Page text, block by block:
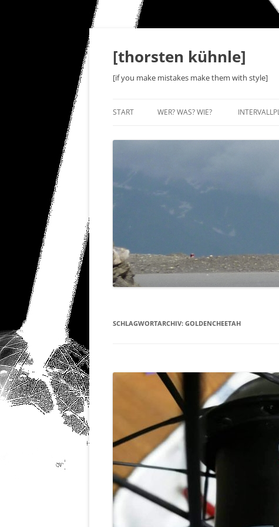
springen
[thorsten kühnle]
[if you make mistakes make them with style]
START WER? WAS? WIE?
SCHLAGWORTARCHIV: GOLDENCHEETAH